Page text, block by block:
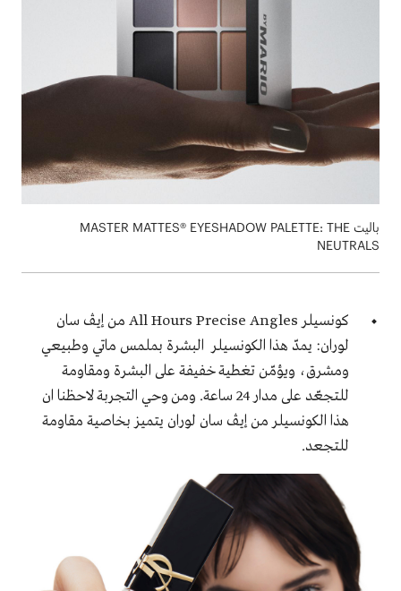
باليت MASTER MATTES® EYESHADOW PALETTE: THE
NEUTRALS
كونسيلر All Hours Precise Angles من إيڤ سان
لوران: يمدّ هذا الكونسيلر البشرة بملمس ماتي وطبيعي
ومشرق، ويؤمّن تغطية خفيفة على البشرة ومقاومة
للتجعّد على مدار 24 ساعة. ومن وحي التجربة لاحظنا ان
هذا الكونسيلر من إيڤ سان لوران يتميز بخاصية مقاومة
للتجعد.